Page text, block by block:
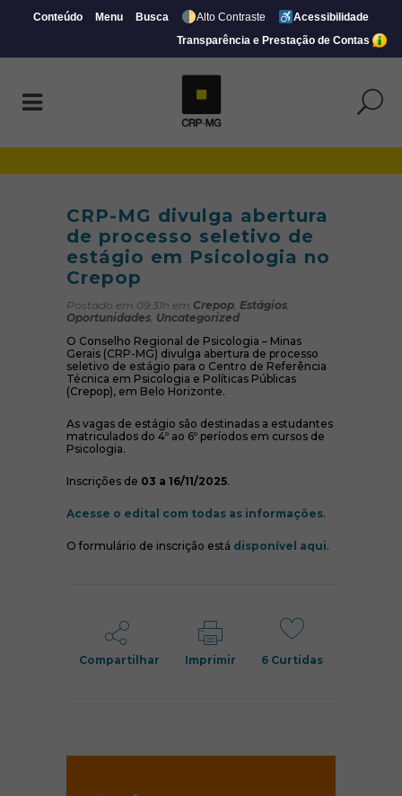
Conteúdo Menu Busca Alto Contraste
Acessibilidade
Transparência e Prestação de Contas
CRP-MG divulga abertura
de processo seletivo de
estágio em Psicologia no
Crepop
Postado em 09:31h em Crepop, Estágios,
Oportunidades, Uncategorized
O Conselho Regional de Psicologia – Minas
Gerais (CRP-MG) divulga abertura de processo
seletivo de estágio para o Centro de Referência
Técnica em Psicologia e Políticas Públicas
(Crepop), em Belo Horizonte.
As vagas de estágio são destinadas a estudantes
matriculados do 4º ao 6º períodos em cursos de
Psicologia.
Inscrições de 03 a 16/11/2025.
Acesse o edital com todas as informações(abre em
.
O formulário de inscrição está disponível aqui(abre em
.
Compartilhar Imprimir 6 Curtidas